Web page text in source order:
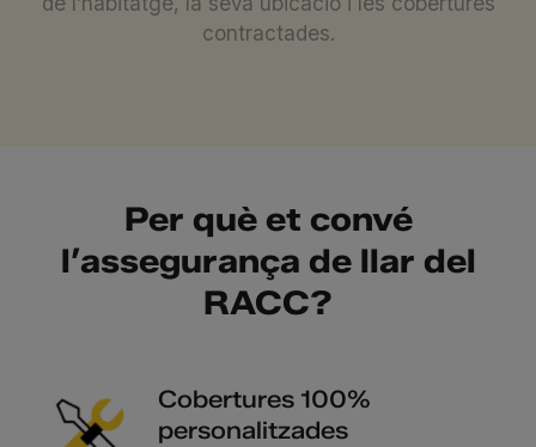
contractades.
Per què et convé
l’assegurança de llar del
RACC?
Cobertures 100%
personalitzades